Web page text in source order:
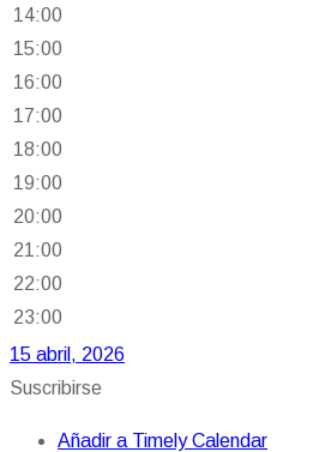
14:00
15:00
16:00
17:00
18:00
19:00
20:00
21:00
22:00
23:00
15 abril, 2026
Suscribirse
Añadir a Timely Calendar